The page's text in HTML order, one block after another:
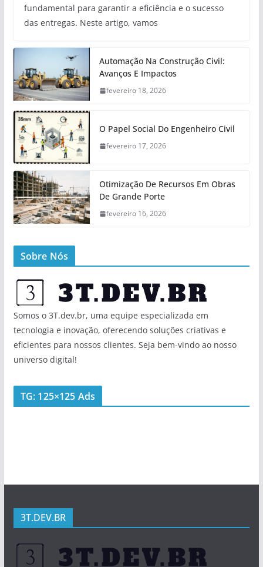
fundamental para garantir a eficiência e o sucesso
das entregas. Neste artigo, vamos
Automação Na Construção Civil:
Avanços E Impactos
fevereiro 18, 2026
O Papel Social Do Engenheiro Civil
fevereiro 17, 2026
Otimização De Recursos Em Obras
De Grande Porte
fevereiro 16, 2026
Sobre Nós
Somos o 3T.dev.br, uma equipe especializada em
tecnologia e inovação, oferecendo soluções criativas e
eficientes para nossos clientes. Seja bem-vindo ao nosso
universo digital!
TG: 125×125 Ads
3T.DEV.BR